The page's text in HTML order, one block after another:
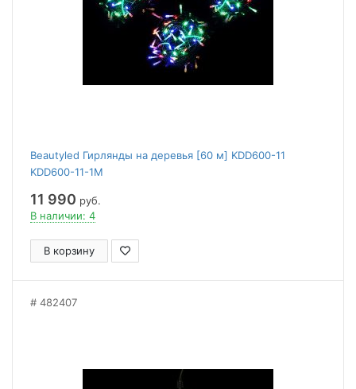
Beautyled Гирлянды на деревья [60 м] KDD600-11
KDD600-11-1M
11 990 руб.
В наличии: 4
В корзину
482407